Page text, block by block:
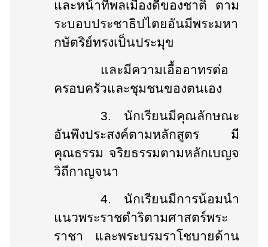
และหน้าที่พลเมืองดีของชาติ ตาม
ระบอบประชาธิปไตยอันมีพระมหา
กษัตริย์ทรงเป็นประมุข
และมีความเอื้ออาทรต่อ
ครอบครัวและชุมชนของตนเอง
3.
นักเรียนมีคุณลักษณะ
อันพึงประสงค์ตามหลักสูตร มี
คุณธรรม จริยธรรมตามหลักเบญจ
วิถีกาญจนา
4.
นักเรียนมีการน้อมนำ
แนวพระราชดำริตามศาสตร์พระ
ราชา และพระบรมราโชบายด้าน